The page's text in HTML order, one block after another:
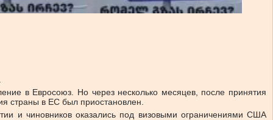
в Евросоюз. Но через несколько месяцев, после принятия
страны в ЕС был приостановлен.
и чиновников оказались под визовыми ограничениями США